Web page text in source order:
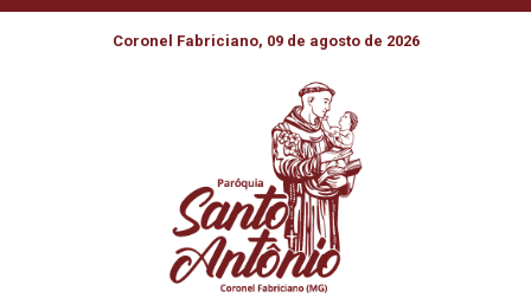
Coronel Fabriciano, 09 de agosto de 2026